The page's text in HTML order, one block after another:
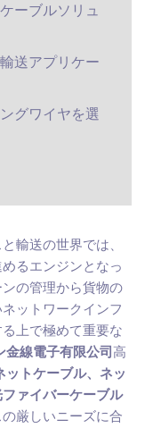
ーブルソリュ
送アプリケー
グワイヤを選
輸送の世界では、
るエンジンとなっ
の管理から貨物の
ットワークインフ
上で極めて重要な
金線電子有限公司高
ットケーブル、ネッ
ァイバーケーブル
厳しいニーズに合